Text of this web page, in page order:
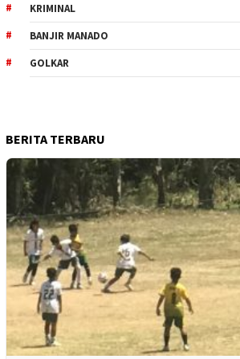
KRIMINAL
BANJIR MANADO
GOLKAR
BERITA TERBARU